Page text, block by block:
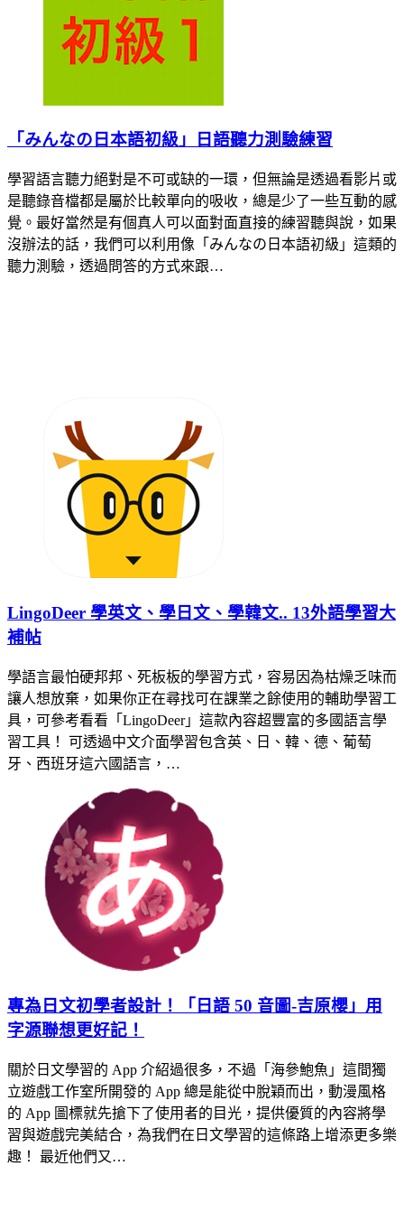
「みんなの日本語初級」日語聽力測驗練習
學習語言聽力絕對是不可或缺的一環，但無論是透過看影片或
是聽錄音檔都是屬於比較單向的吸收，總是少了一些互動的感
覺。最好當然是有個真人可以面對面直接的練習聽與說，如果
沒辦法的話，我們可以利用像「みんなの日本語初級」這類的
聽力測驗，透過問答的方式來跟…
LingoDeer 學英文、學日文、學韓文.. 13外語學習大
補帖
學語言最怕硬邦邦、死板板的學習方式，容易因為枯燥乏味而
讓人想放棄，如果你正在尋找可在課業之餘使用的輔助學習工
具，可參考看看「LingoDeer」這款內容超豐富的多國語言學
習工具！ 可透過中文介面學習包含英、日、韓、德、葡萄
牙、西班牙這六國語言，…
專為日文初學者設計！「日語 50 音圖-吉原櫻」用
字源聯想更好記！
關於日文學習的 App 介紹過很多，不過「海參鮑魚」這間獨
立遊戲工作室所開發的 App 總是能從中脫穎而出，動漫風格
的 App 圖標就先搶下了使用者的目光，提供優質的內容將學
習與遊戲完美結合，為我們在日文學習的這條路上增添更多樂
趣！ 最近他們又…